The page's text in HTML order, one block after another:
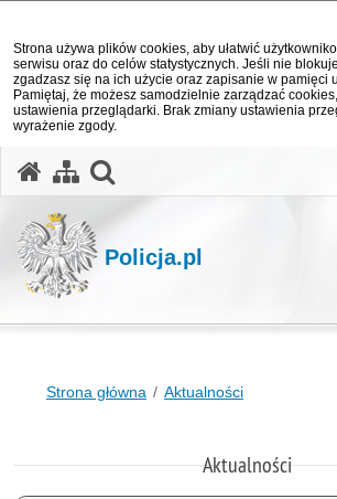
Strona używa plików cookies, aby ułatwić
serwisu oraz do celów statystycznych. Jeśli nie
zgadzasz się na ich użycie oraz zapisanie w pamięci
Pamiętaj, że możesz samodzielnie zarządzać
ustawienia przeglądarki. Brak zmiany ustawienia
wyrażenie zgody.
Policja.pl
Strona główna Aktualności
Aktualności